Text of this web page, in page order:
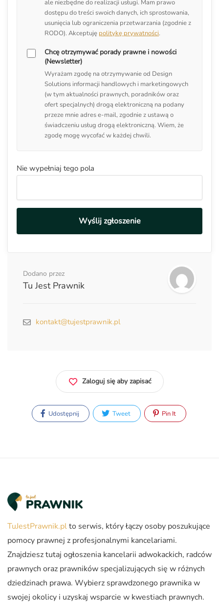
ale niezbędne do realizacji usługi. Mam prawo
dostępu do treści swoich danych, ich sprostowania,
usunięcia lub ograniczenia przetwarzania (zgodnie z
RODO). Akceptuję politykę prywatności.
Chcę otrzymywać porady prawne i nowości
(Newsletter)
Wyrażam zgodę na otrzymywanie od Design
Solutions informacji handlowych i marketingowych
(w tym aktualności prawnych, poradników oraz
ofert specjalnych) drogą elektroniczną na podany
przeze mnie adres e-mail, zgodnie z ustawą o
świadczeniu usług drogą elektroniczną. Wiem, że
zgodę mogę wycofać w każdej chwili.
Nie wypełniaj tego pola
Wyślij zgłoszenie
Dodano przez
Tu Jest Prawnik
kontakt@tujestprawnik.pl
Zaloguj się aby zapisać
Udostępnij Tweet Pin It
TuJestPrawnik.plto serwis, który łączy osoby poszukujące
pomocy prawnej z profesjonalnymi kancelariami.
Znajdziesz tutaj ogłoszenia kancelarii adwokackich, radców
prawnych oraz prawników specjalizujących się w różnych
dziedzinach prawa. Wybierz sprawdzonego prawnika w
swojej okolicy i uzyskaj wsparcie w kwestiach prawnych.